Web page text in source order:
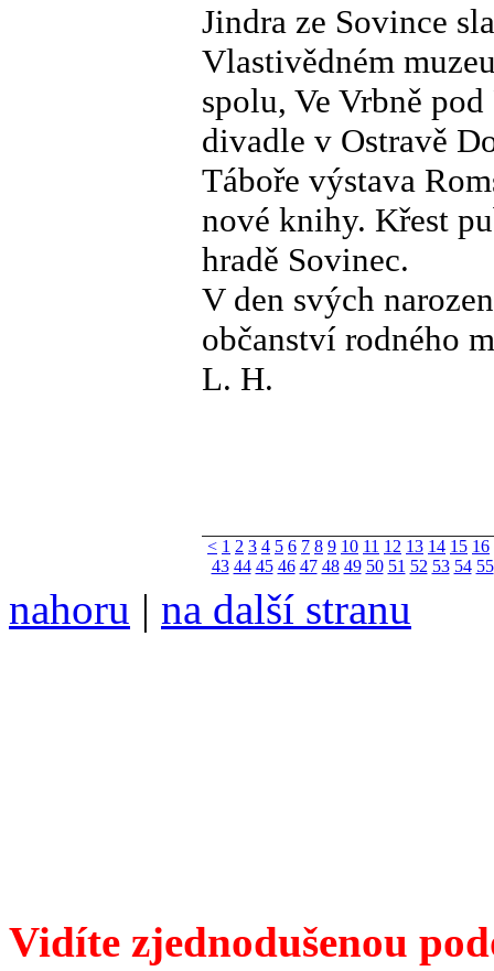
Jindra ze Sovince
Vlastivědném
spolu, Ve Vrbně
divadle v Ostravě
Táboře výstava
nové knihy. Křest
hradě Sovinec.
V den svých
občanství rodného
L. H.
< 1 2 3 4 5 6 7 8 9 10 11 12 13 14 15 16
43 44 45 46 47 48 49 50 51 52 53 54 55
nahoru | na další stranu
Vidíte zjednodušenou